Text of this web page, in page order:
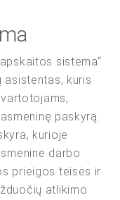
sistema“
asistentas, kuris
paskyrą.
kurioje
darbo
prieigos teisės ir
atlikimo